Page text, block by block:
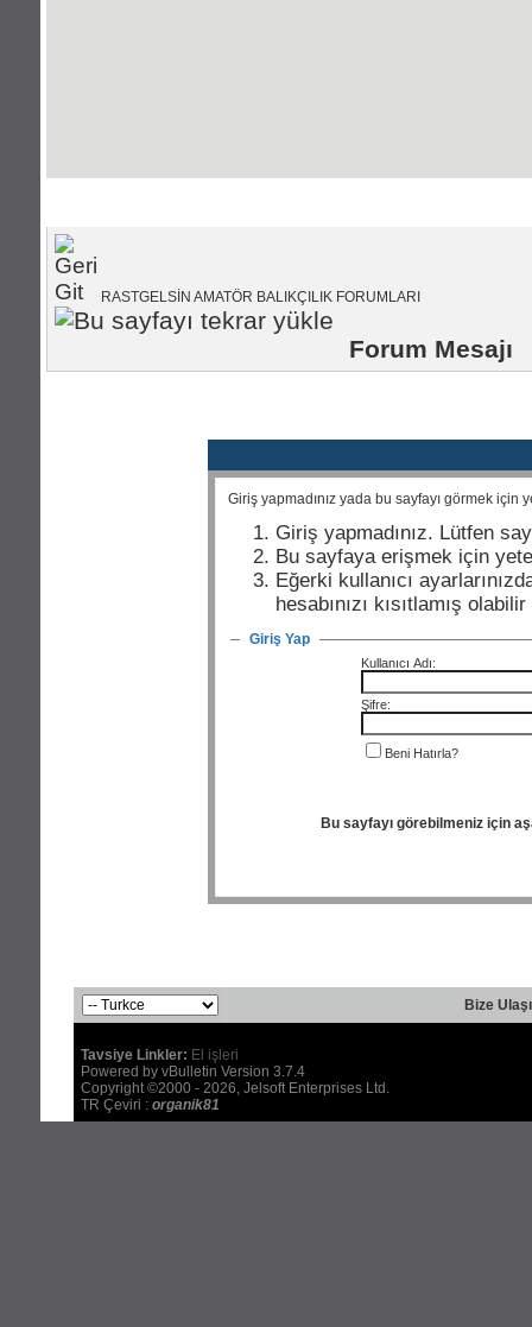
RASTGELSİN AMATÖR BALIKÇILIK FORUMLARI
Forum Mesajı
Giriş yapmadınız yada bu sayfayı görmek
Giriş yapmadınız. Lütfen
Bu sayfaya erişmek için
Eğerki kullanıcı
hesabınızı kısıtlamış
Giriş Yap
Kullanıcı Adı:
Şifre:
Beni Hatırla?
Bu sayfayı görebilmeniz için
Bize
Tavsiye Linkler: El işleri
Powered by vBulletin Version 3.7.4
Copyright ©2000 - 2026, Jelsoft Enterprises Ltd.
TR Çeviri : organik81